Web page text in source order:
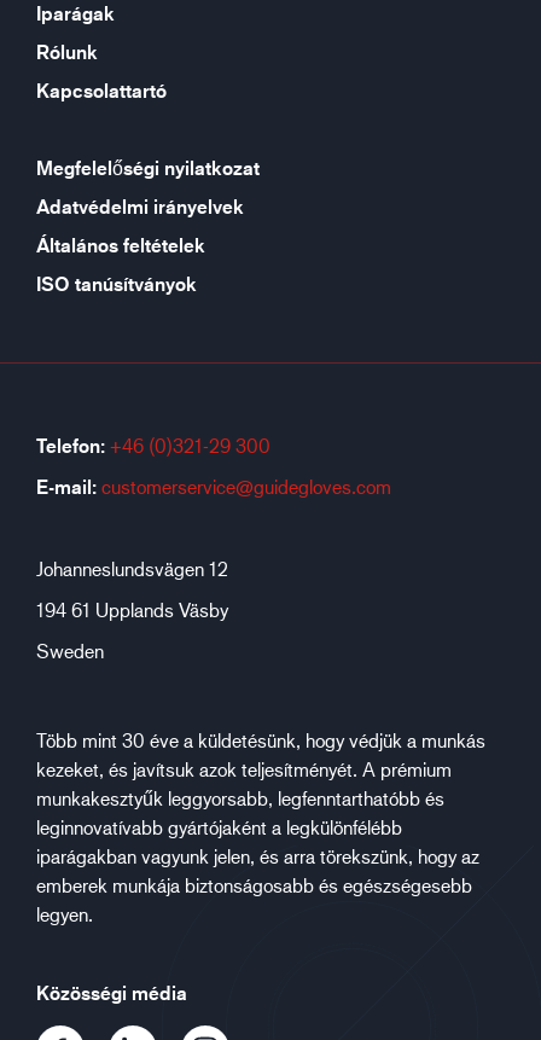
Iparágak
Rólunk
Kapcsolattartó
Megfelelőségi nyilatkozat
Adatvédelmi irányelvek
Általános feltételek
ISO tanúsítványok
Telefon: +46 (0)321-29 300
E-mail: customerservice@guidegloves.com
Johanneslundsvägen 12
194 61 Upplands Väsby
Sweden
Több mint 30 éve a küldetésünk, hogy védjük a munkás
kezeket, és javítsuk azok teljesítményét. A prémium
munkakesztyűk leggyorsabb, legfenntarthatóbb és
leginnovatívabb gyártójaként a legkülönfélébb
iparágakban vagyunk jelen, és arra törekszünk, hogy az
emberek munkája biztonságosabb és egészségesebb
legyen.
Közösségi média